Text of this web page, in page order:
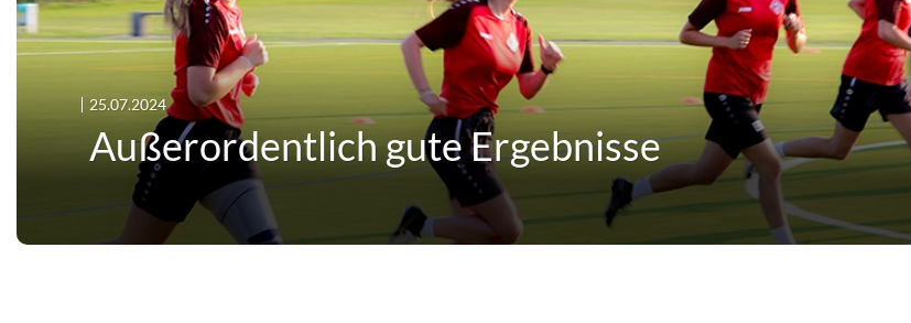
25.07.2024
Außerordentlich gute Ergebnisse